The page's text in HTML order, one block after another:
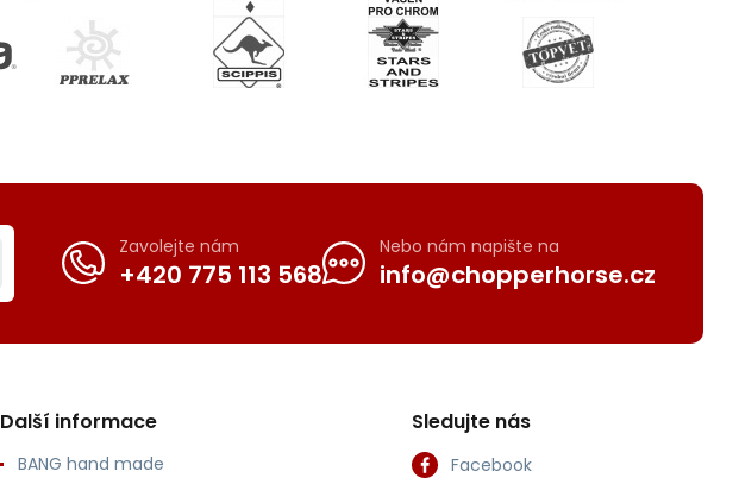
Zavolejte nám
+420 775 113 568
Nebo nám napište na
info@chopperhorse.cz
Další informace
BANG hand made
Sledujte nás
Facebook